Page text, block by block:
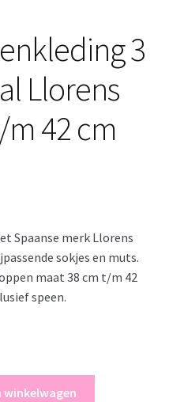
3
Llorens
42 cm
Spaanse merk Llorens
sokjes en muts.
maat 38 cm t/m 42
speen.
winkelwagen